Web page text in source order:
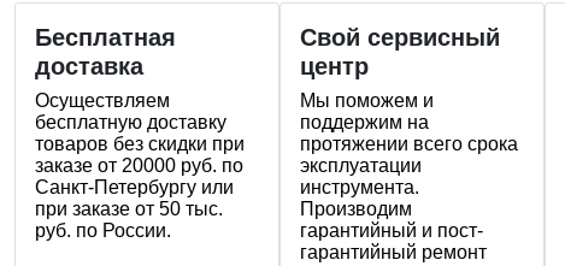
Бесплатная
доставка
Осуществляем
бесплатную доставку
товаров без скидки при
заказе от 20000 руб. по
Санкт-Петербургу или
при заказе от 50 тыс.
руб. по России.
Свой сервисный
центр
Мы поможем и
поддержим на
протяжении всего срока
эксплуатации
инструмента.
Производим
гарантийный и пост-
гарантийный ремонт